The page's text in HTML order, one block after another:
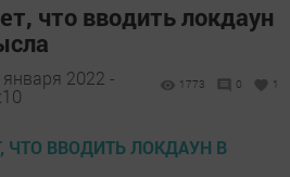
что вводить локдаун
января 2022 -
1773 0 1